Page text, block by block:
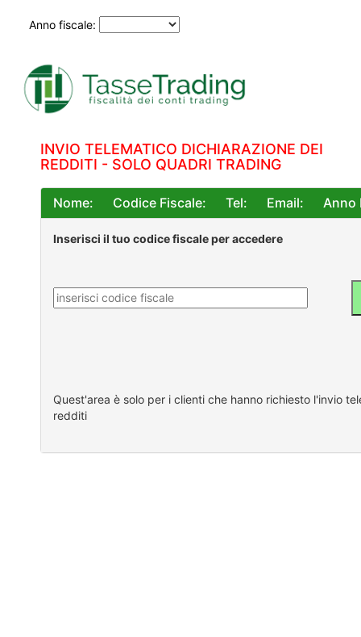
Anno fiscale:
INVIO TELEMATICO DICHIARAZIONE DEI
REDDITI - SOLO QUADRI TRADING
Nome: Codice Fiscale: Tel: Email: Anno
Inserisci il tuo codice fiscale per accedere
Quest'area è solo per i clienti che hanno richiesto l'invio
redditi